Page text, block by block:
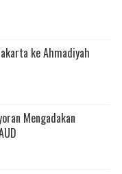
ke Ahmadiyah
Mengadakan